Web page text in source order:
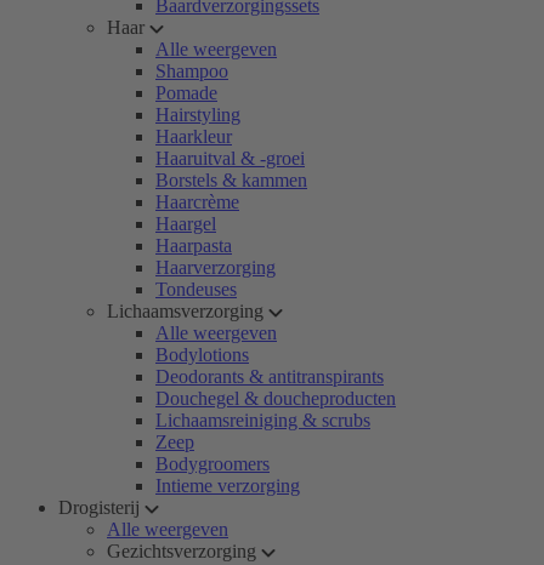
Baardverzorgingssets
Haar
Alle weergeven
Shampoo
Pomade
Hairstyling
Haarkleur
Haaruitval & -groei
Borstels & kammen
Haarcrème
Haargel
Haarpasta
Haarverzorging
Tondeuses
Lichaamsverzorging
Alle weergeven
Bodylotions
Deodorants & antitranspirants
Douchegel & doucheproducten
Lichaamsreiniging & scrubs
Zeep
Bodygroomers
Intieme verzorging
Drogisterij
Alle weergeven
Gezichtsverzorging